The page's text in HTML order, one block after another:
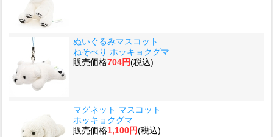
ぬいぐるみマスコット
ねそべり ホッキョクグマ
販売価格704円(税込)
マグネット マスコット
ホッキョクグマ
販売価格1,100円(税込)